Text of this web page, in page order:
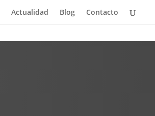
Actualidad Blog Contacto